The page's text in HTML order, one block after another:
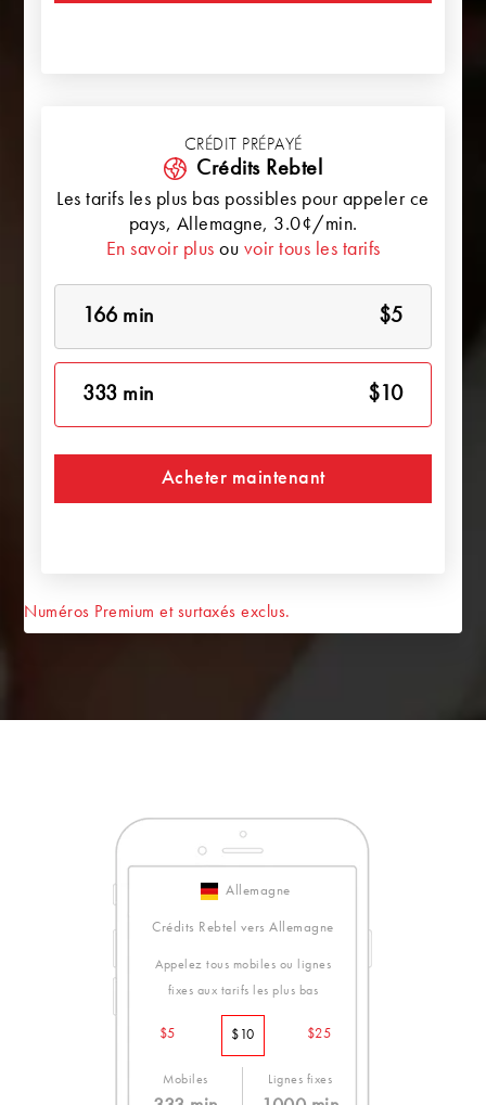
CRÉDIT PRÉPAYÉ
Crédits Rebtel
Les tarifs les plus bas possibles pour appeler ce
pays, Allemagne, 3.0¢/min.
En savoir plus ou voir tous les tarifs
166 min $5
333 min $10
Acheter maintenant
Numéros Premium et surtaxés exclus.
Allemagne
Crédits Rebtel vers Allemagne
Appelez tous mobiles ou lignes
fixes aux tarifs les plus bas
$5 $10 $25
Mobiles Lignes fixes